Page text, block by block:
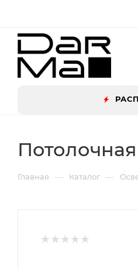
Главная — Каталог —